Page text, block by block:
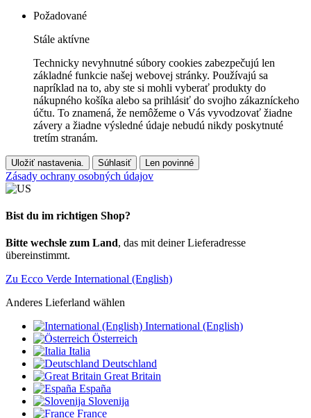
Požadované
Stále aktívne
Technicky nevyhnutné súbory cookies zabezpečujú len
základné funkcie našej webovej stránky. Používajú sa
napríklad na to, aby ste si mohli vyberať produkty do
nákupného košíka alebo sa prihlásiť do svojho zákazníckeho
účtu. To znamená, že nemôžeme o Vás vyvodzovať žiadne
závery a žiadne výsledné údaje nebudú nikdy poskytnuté
tretím stranám.
Uložiť nastavenia. Súhlasiť Len povinné
Zásady ochrany osobných údajov
Bist du im richtigen Shop?
Bitte wechsle zum Land, das mit deiner Lieferadresse
übereinstimmt.
Zu Ecco Verde International (English)
Anderes Lieferland wählen
International (English)
Österreich
Italia
Deutschland
Great Britain
España
Slovenija
France